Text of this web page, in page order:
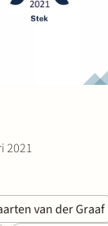
2021
van der Graaf